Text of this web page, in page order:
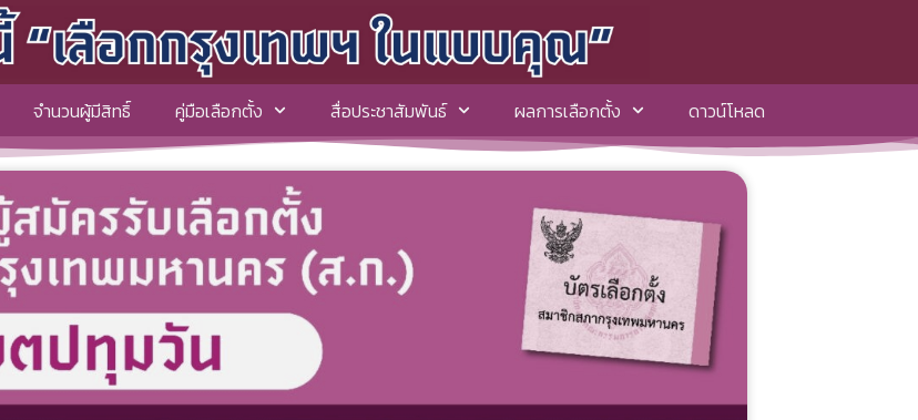
จำนวนผู้มีสิทธิ์ คู่มือเลือกตั้ง สื่อประชาสัมพันธ์ ผลการเลือกตั้ง ดาวน์โหลด